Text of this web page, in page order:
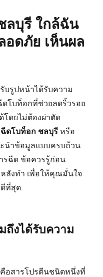
ลบุรี ใกล้ฉัน
อดภัย เห็นผล
บรูปหน้าได้รับความ
ดโบท็อกที่ช่วยลดริ้วรอย
โดยไม่ต้องผ่าตัด
ฉีดโบท็อก ชลบุรี หรือ
นำข้อมูลแบบครบถ้วน
รฉีด ข้อควรรู้ก่อน
ลังทำ เพื่อให้คุณมั่นใจ
ที่สุด
ถึงได้รับความ
อสารโปรตีนชนิดหนึ่งที่